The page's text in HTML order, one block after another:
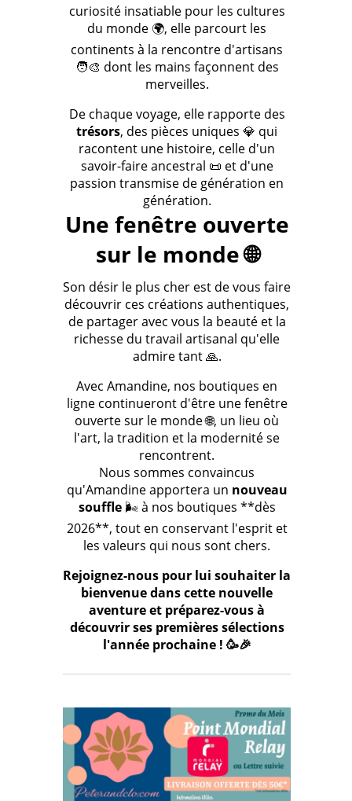
curiosité insatiable pour les cultures
du monde 🌍, elle parcourt les
continents à la rencontre d'artisans
🧑‍🎨 dont les mains façonnent des
merveilles.
De chaque voyage, elle rapporte des
trésors, des pièces uniques 💎 qui
racontent une histoire, celle d'un
savoir-faire ancestral 📜 et d'une
passion transmise de génération en
génération.
Une fenêtre ouverte
sur le monde 🌐
Son désir le plus cher est de vous faire
découvrir ces créations authentiques,
de partager avec vous la beauté et la
richesse du travail artisanal qu'elle
admire tant 🙏.
Avec Amandine, nos boutiques en
ligne continueront d'être une fenêtre
ouverte sur le monde 🌐, un lieu où
l'art, la tradition et la modernité se
rencontrent.
Nous sommes convaincus
qu'Amandine apportera un nouveau
souffle🌬️ à nos boutiques **dès
2026**, tout en conservant l'esprit et
les valeurs qui nous sont chers.
Rejoignez-nous pour lui souhaiter la
bienvenue dans cette nouvelle
aventure et préparez-vous à
découvrir ses premières sélections
l'année prochaine ! 🥳🎉